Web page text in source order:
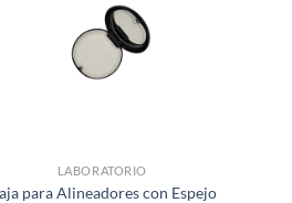
LABORATORIO
para Alineadores con Espejo